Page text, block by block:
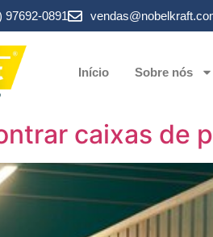
97692-0891
Início Sobre nós
caixas de